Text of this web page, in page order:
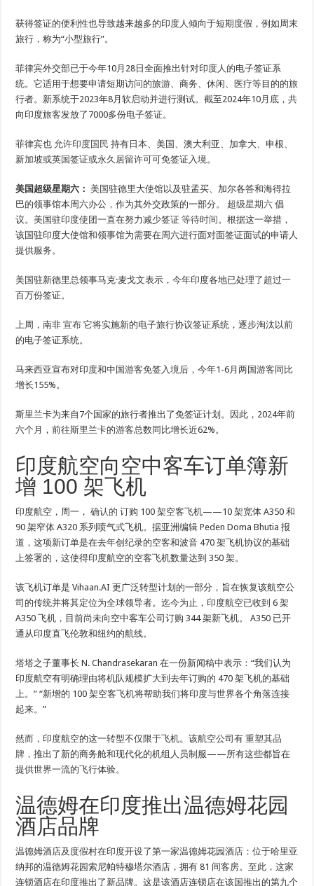
获得签证的便利性也导致越来越多的印度人倾向于短期度假，例如周末
旅行，称为“小型旅行”。
菲律宾外交部已于今年10月28日全面推出针对印度人的电子签证系
统。它适用于想要申请短期访问的旅游、商务、休闲、医疗等目的的旅
行者。新系统于2023年8月软启动并进行测试。截至2024年10月底，共
向印度旅客发放了7000多份电子签证。
菲律宾也 允许印度国民 持有日本、美国、澳大利亚、加拿大、申根、
新加坡或英国签证或永久居留许可可免签证入境。
美国超级星期六：美国驻德里大使馆以及驻孟买、加尔各答和海得拉
巴的领事馆本周六办公，作为其外交政策的一部分。 超级星期六 倡
议。美国驻印度使团一直在努力减少签证等待时间。根据这一举措，
该国驻印度大使馆和领事馆为需要在周六进行面对面签证面试的申请人
提供服务。
美国驻新德里总领事马克·麦戈文表示，今年印度各地已处理了超过一
百万份签证。
上周，南非宣布 它将实施新的电子旅行协议签证系统，逐步淘汰以前
的电子签证系统。
马来西亚宣布对印度和中国游客免签入境后，今年1-6月两国游客同比
增长155%。
斯里兰卡为来自7个国家的旅行者推出了免签证计划。因此，2024年前
六个月，前往斯里兰卡的游客总数同比增长近62%。
印度航空向空中客车订单簿新
增 100 架飞机
印度航空，周一，确认的 订购 100 架空客飞机——10 架宽体 A350 和
90 架窄体 A320 系列喷气式飞机。据亚洲编辑 Peden Doma Bhutia 报
道，这项新订单是在去年创纪录的空客和波音 470 架飞机协议的基础
上签署的，这使得印度航空的空客飞机数量达到 350 架。
该飞机订单是 Vihaan.AI 更广泛转型计划的一部分，旨在恢复该航空公
司的传统并将其定位为全球领导者。迄今为止，印度航空已收到 6 架
A350 飞机，目前尚未向空中客车公司订购 344 架新飞机。 A350 已开
通从印度直飞伦敦和纽约的航线。
塔塔之子董事长 N. Chandrasekaran 在一份新闻稿中表示：“我们认为
印度航空有明确理由将机队规模扩大到去年订购的 470 架飞机的基础
上。” “新增的 100 架空客飞机将帮助我们将印度与世界各个角落连接
起来。”
然而，印度航空的这一转型不仅限于飞机。该航空公司有重塑其品
牌 ，推出了新的商务舱和现代化的机组人员制服——所有这些都旨在
提供世界一流的飞行体验。
温德姆在印度推出温德姆花园
酒店品牌
温德姆酒店及度假村在印度开设了第一家温德姆花园酒店：位于哈里亚
纳邦的温德姆花园索尼帕特穆塔尔酒店，拥有 81 间客房。至此，这家
连锁酒店在印度推出了新品牌。这是该酒店连锁店在该国推出的第九个